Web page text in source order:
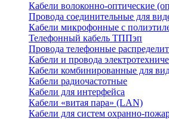
Кабели волоконно-оптические
Провода соединительные для
Кабели микрофонные с
Телефонный кабель ТППэп
Провода телефонные
Кабели и провода
Кабели комбинированные для
Кабели радиочастотные
Кабели для интерфейса
Кабели «витая пара» (LAN)
Кабели для систем охранно-